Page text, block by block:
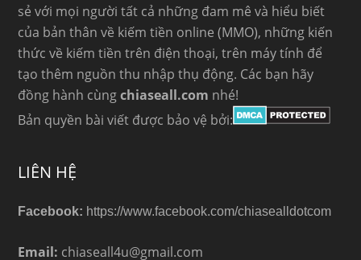
sẻ với mọi người tất cả những đam mê và hiểu biết
của bản thân về kiếm tiền online (MMO), những kiến
thức về kiếm tiền trên điện thoại, trên máy tính để
tạo thêm nguồn thu nhập thụ động. Các bạn hãy
đồng hành cùngchiaseall.com nhé!
Bản quyền bài viết được bảo vệ bởi:
LIÊN HỆ
Facebook: https://www.facebook.com/chiasealldotcom
Email: chiaseall4u@gmail.com